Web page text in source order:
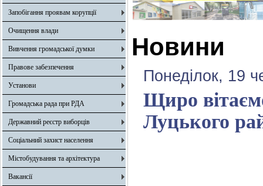
Запобігання проявам корупції
Очищення влади
Вивчення громадської думки
Правове забезпечення
Установи
Громадська рада при РДА
Державний реєстр виборців
Соціальний захист населення
Містобудування та архітектура
Вакансії
Новини
Понеділок, 19
Щиро
Луцького